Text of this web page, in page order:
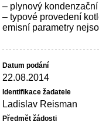
– plynový
– typové provedení
emisní parametry
22.08.2014
Ladislav Reisman